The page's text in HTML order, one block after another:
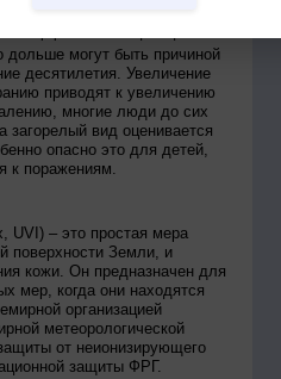
может увеличивать
эффект от вакцинаций.
могут быть причиной
десятилетия. Увеличение
приводят к увеличению
многие люди до сих
загорелый вид оценивается
опасно это для детей,
к поражениям.
UVI) – это простая мера
поверхности Земли, и
кожи. Он предназначен для
мер, когда они находятся
организацией
метеорологической
от неионизирующего
защиты ФРГ.